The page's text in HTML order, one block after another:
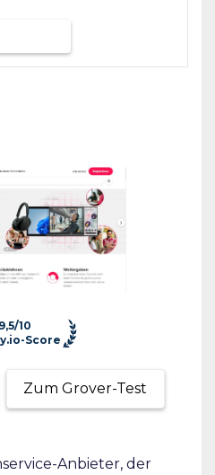
9,5/10
Score
Zum Grover-Test
Anbieter, der